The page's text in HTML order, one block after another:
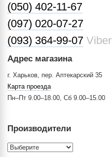
(050) 402-11-67
(097) 020-07-27
(093) 364-99-07 Viber
Адрес магазина
г. Харьков, пер. Аптекарский 35
Карта проезда
Пн–Пт 9.00–18.00, Сб 9.00–15.00
Производители